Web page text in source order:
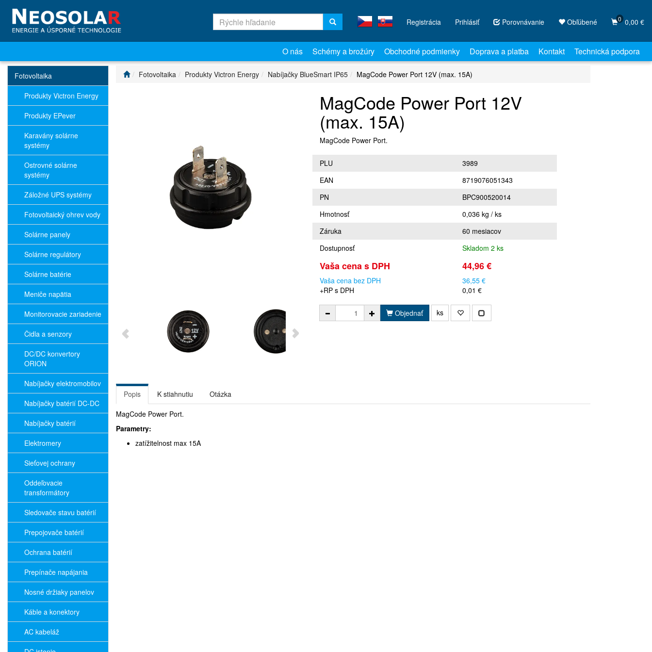
Porovnávanie Obľúbené 0 0,00 €
Registrácia Prihlásiť
O nás Schémy a brožúry Obchodné podmienky Doprava a platba Kontakt Technická podpora
Fotovoltaika
Produkty Victron Energy
Produkty EPever
Karavány solárne
systémy
Ostrovné solárne
systémy
Záložné UPS systémy
Fotovoltaický ohrev vody
Solárne panely
Solárne regulátory
Solárne batérie
Meniče napätia
Monitorovacie zariadenie
Čidla a senzory
DC/DC konvertory
ORION
Nabíjačky elektromobilov
Nabíjačky batérií DC-DC
Nabíjačky batérií
Elektromery
Sieťovej ochrany
Oddeľovacie
transformátory
Sledovače stavu batérií
Prepojovače batérií
Ochrana batérií
Prepínače napájania
Nosné držiaky panelov
Káble a konektory
AC kabeláž
Fotovoltaika Produkty Victron Energy Nabíjačky BlueSmart IP65 MagCode Power Port 12V (max. 15A)
MagCode Power Port 12V
(max. 15A)
MagCode Power Port.
PLU
3989
EAN
8719076051343
PN
BPC900520014
Hmotnosť
0,036 kg / ks
Záruka
60 mesiacov
Dostupnosť
Skladom 2 ks
Vaša cena s DPH 44,96 €
Vaša cena bez DPH
36,55 €
+RP s DPH
0,01 €
Objednať ks
Popis K stiahnutiu Otázka
MagCode Power Port.
Parametry:
zatížitelnost max 15A